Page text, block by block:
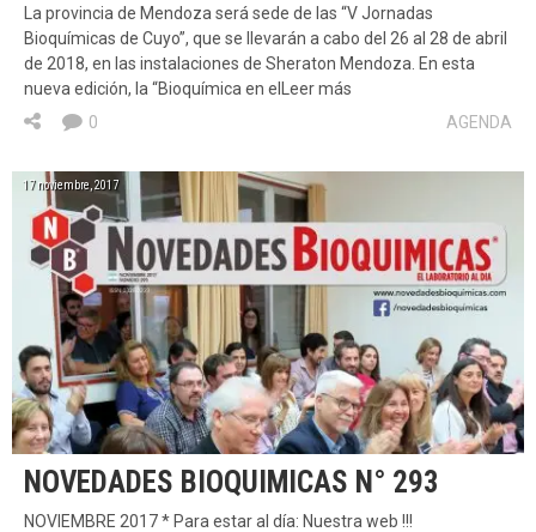
La provincia de Mendoza será sede de las “V Jornadas
Bioquímicas de Cuyo”, que se llevarán a cabo del 26 al 28 de abril
de 2018, en las instalaciones de Sheraton Mendoza. En esta
nueva edición, la “Bioquímica en elLeer más
AGENDA
0
17 noviembre, 2017
NOVEDADES BIOQUIMICAS N° 293
NOVIEMBRE 2017 * Para estar al día: Nuestra web !!!